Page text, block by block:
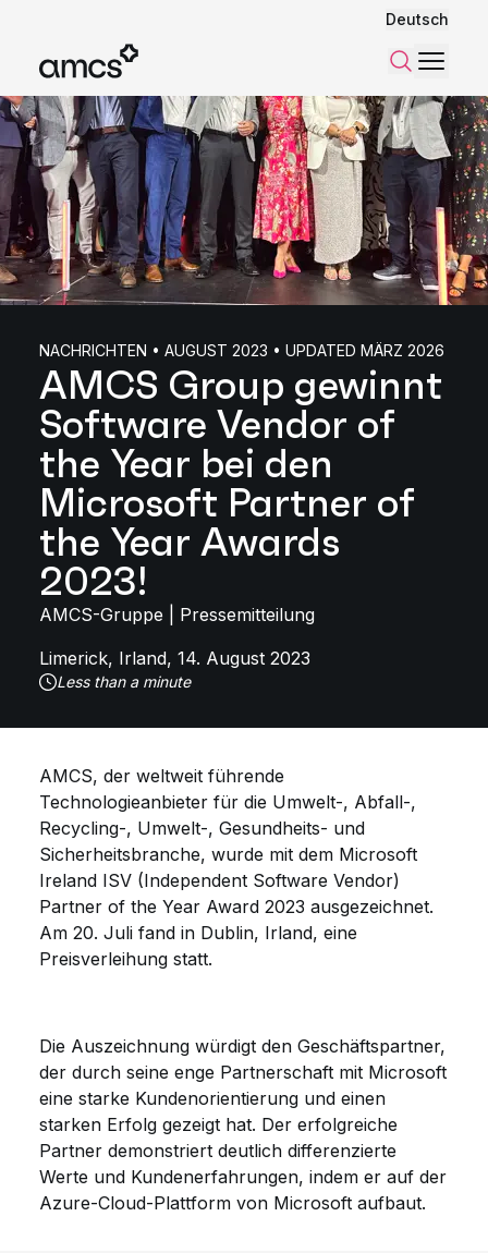
Deutsch
Suchen
Menü
NACHRICHTEN • AUGUST 2023 • UPDATED MÄRZ 2026
AMCS Group gewinnt
Software Vendor of
the Year bei den
Microsoft Partner of
the Year Awards
2023!
AMCS-Gruppe | Pressemitteilung
Limerick, Irland, 14. August 2023
Less than a minute
AMCS, der weltweit führende
Technologieanbieter für die Umwelt-, Abfall-,
Recycling-, Umwelt-, Gesundheits- und
Sicherheitsbranche, wurde mit dem Microsoft
Ireland ISV (Independent Software Vendor)
Partner of the Year Award 2023 ausgezeichnet.
Am 20. Juli fand in Dublin, Irland, eine
Preisverleihung statt.
Die Auszeichnung würdigt den Geschäftspartner,
der durch seine enge Partnerschaft mit Microsoft
eine starke Kundenorientierung und einen
starken Erfolg gezeigt hat. Der erfolgreiche
Partner demonstriert deutlich differenzierte
Werte und Kundenerfahrungen, indem er auf der
Azure-Cloud-Plattform von Microsoft aufbaut.